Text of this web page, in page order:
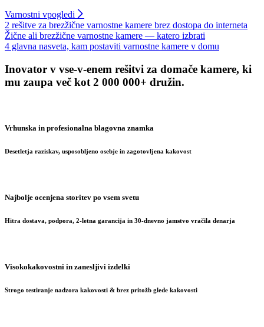
Varnostni vpogledi
2 rešitve za brezžične varnostne kamere brez dostopa do interneta
Žične ali brezžične varnostne kamere — katero izbrati
4 glavna nasveta, kam postaviti varnostne kamere v domu
Inovator v vse-v-enem rešitvi za domače kamere, ki
mu zaupa več kot 2 000 000+ družin.
Vrhunska in profesionalna blagovna znamka
Desetletja raziskav, usposobljeno osebje in zagotovljena kakovost
Najbolje ocenjena storitev po vsem svetu
Hitra dostava, podpora, 2-letna garancija in 30-dnevno jamstvo vračila denarja
Visokokakovostni in zanesljivi izdelki
Strogo testiranje nadzora kakovosti & brez pritožb glede kakovosti